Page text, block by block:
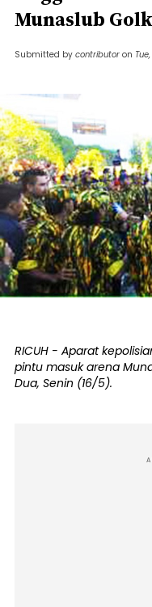
Munaslub
Submitted by contributor on
RICUH - Aparat
pintu masuk arena
Dua, Senin (16/5).